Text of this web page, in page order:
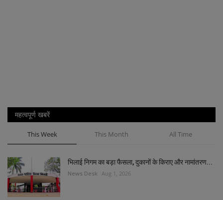
महत्वपूर्ण खबरें
This Week This Month All Time
भिलाई निगम का बड़ा फैसला, दुकानों के किराए और नामांतरण...
News Desk Aug 1, 2026